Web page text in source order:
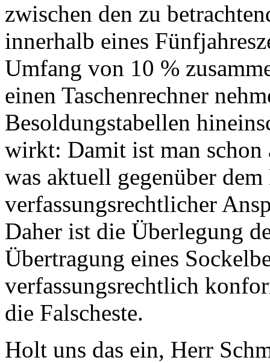
zwischen den zu
innerhalb eines
Umfang von 10 %
einen Taschenrechner
Besoldungstabellen
wirkt: Damit ist man schon
was aktuell gegenüber
verfassungsrechtlicher
Daher ist die Überlegung
Übertragung eines
verfassungsrechtlich
die Falscheste.
Holt uns das ein, Herr